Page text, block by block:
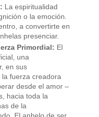
La espiritualidad
o la emoción.
a convertirte en
presenciar.
Primordial: El
una
en sus
fuerza creadora
desde el amor –
hacia toda la
de la